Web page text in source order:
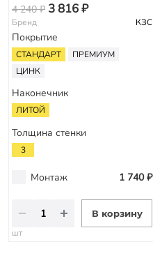
4 240 ₽ 3 816 ₽
Бренд КЗС
Покрытие
СТАНДАРТ
ПРЕМИУМ
ЦИНК
Наконечник
ЛИТОЙ
Толщина стенки
3
Монтаж 1 740 ₽
В корзину
шт